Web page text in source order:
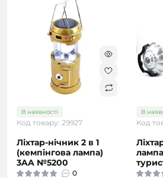
В наявності
Код товару: 29927
Ліхтар-нічник 2 в 1
(кемпінгова лампа)
3AA №5200
0
В
Код